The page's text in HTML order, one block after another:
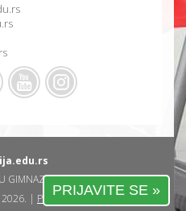
PRIJAVITE SE »
GIMNAZIJU
2026. | Privatnost korisnika